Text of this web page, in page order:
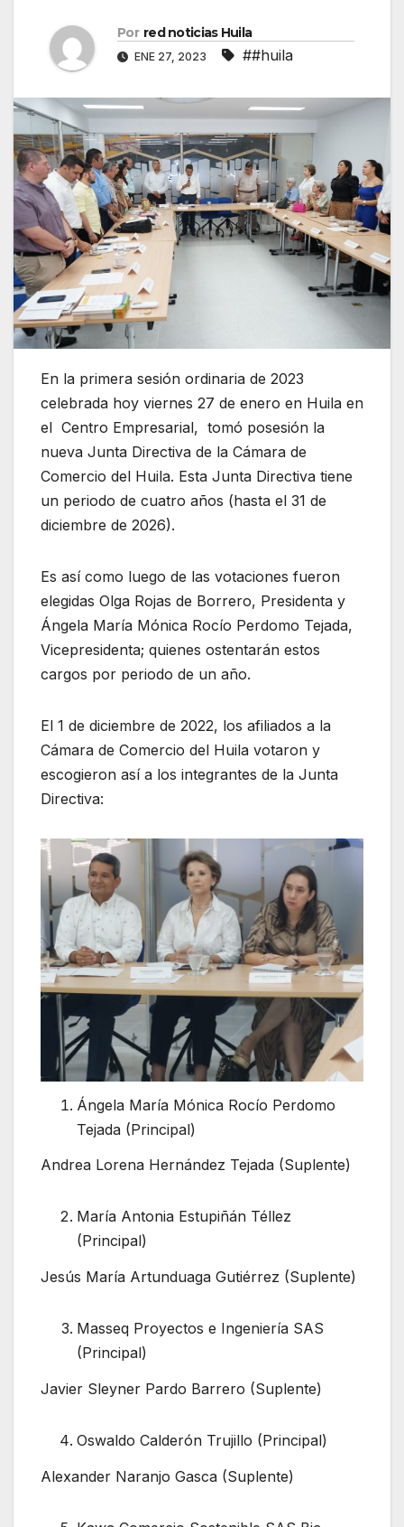
Por red noticias Huila
ENE 27, 2023 ##huila
En la primera sesión ordinaria de 2023
celebrada hoy viernes 27 de enero en Huila en
el Centro Empresarial, tomó posesión la
nueva Junta Directiva de la Cámara de
Comercio del Huila. Esta Junta Directiva tiene
un periodo de cuatro años (hasta el 31 de
diciembre de 2026).
Es así como luego de las votaciones fueron
elegidas Olga Rojas de Borrero, Presidenta y
Ángela María Mónica Rocío Perdomo Tejada,
Vicepresidenta; quienes ostentarán estos
cargos por periodo de un año.
El 1 de diciembre de 2022, los afiliados a la
Cámara de Comercio del Huila votaron y
escogieron así a los integrantes de la Junta
Directiva:
Ángela María Mónica Rocío Perdomo
Tejada (Principal)
Andrea Lorena Hernández Tejada (Suplente)
María Antonia Estupiñán Téllez
(Principal)
Jesús María Artunduaga Gutiérrez (Suplente)
Masseq Proyectos e Ingeniería SAS
(Principal)
Javier Sleyner Pardo Barrero (Suplente)
Oswaldo Calderón Trujillo (Principal)
Alexander Naranjo Gasca (Suplente)